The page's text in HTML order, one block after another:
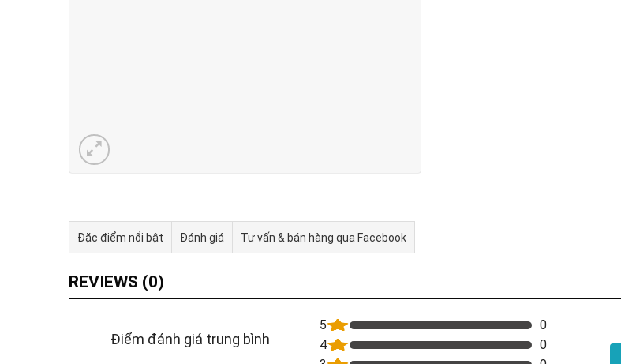
Đặc điểm nổi bật Đánh giá Tư vấn & bán hàng qua Facebook
REVIEWS (0)
Điểm đánh giá trung bình
5
0
4
0